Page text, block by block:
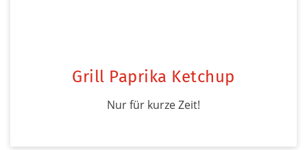
Grill Paprika Ketchup
Nur für kurze Zeit!